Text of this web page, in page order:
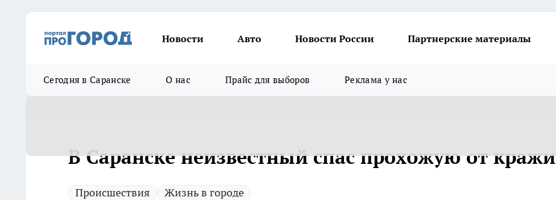
Новости Авто Новости России Партнерские материалы
Сегодня в Саранске О нас Прайс для выборов Реклама у нас
В Саранске неизвестный спас прохожую от кражи
Происшествия Жизнь в городе